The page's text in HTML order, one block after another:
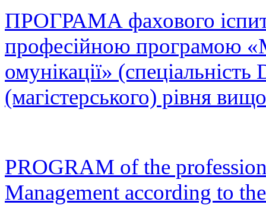
ПРОГРАМА фахового
професійною програмою
омунікації»
(магістерського) рівня
PROGRAM of the
Management according to